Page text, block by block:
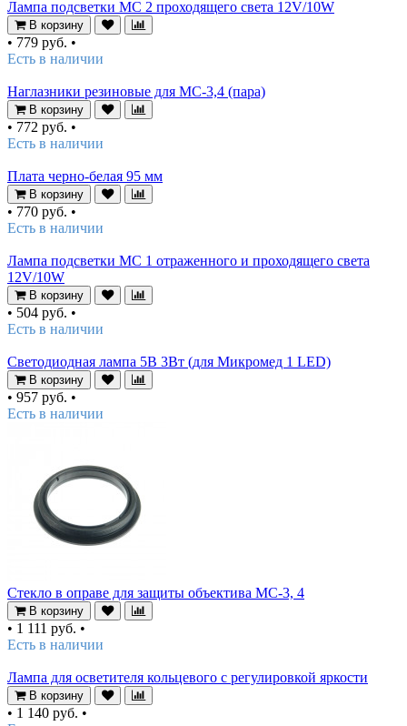
Лампа подсветки МС 2 проходящего света 12V/10W
В корзину
• 779 руб. •
Есть в наличии
Наглазники резиновые для МС-3,4 (пара)
В корзину
• 772 руб. •
Есть в наличии
Плата черно-белая 95 мм
В корзину
• 770 руб. •
Есть в наличии
Лампа подсветки МС 1 отраженного и проходящего света
12V/10W
В корзину
• 504 руб. •
Есть в наличии
Светодиодная лампа 5В 3Вт (для Микромед 1 LED)
В корзину
• 957 руб. •
Есть в наличии
Стекло в оправе для защиты объектива МС-3, 4
В корзину
• 1 111 руб. •
Есть в наличии
Лампа для осветителя кольцевого с регулировкой яркости
В корзину
• 1 140 руб. •